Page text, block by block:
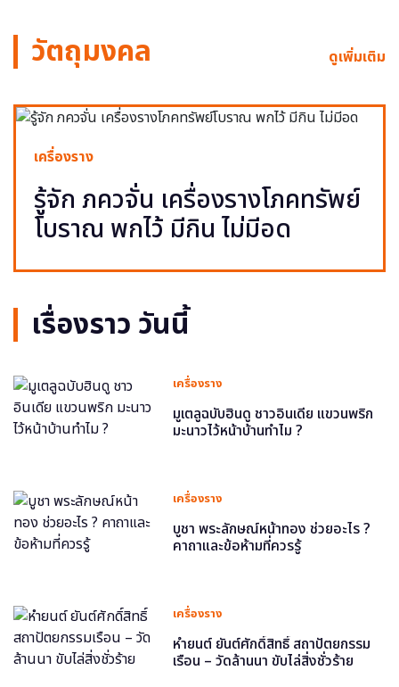
วัตถุมงคล ดูเพิ่มเติม
เครื่องราง
รู้จัก ภควจั่น เครื่องรางโภคทรัพย์
โบราณ พกไว้ มีกิน ไม่มีอด
เรื่องราว วันนี้
เครื่องราง
มูเตลูฉบับฮินดู ชาวอินเดีย แขวนพริก
มะนาวไว้หน้าบ้านทำไม ?
เครื่องราง
บูชา พระลักษณ์หน้าทอง ช่วยอะไร ?
คาถาและข้อห้ามที่ควรรู้
เครื่องราง
หำยนต์ ยันต์ศักดิ์สิทธิ์ สถาปัตยกรรม
เรือน – วัดล้านนา ขับไล่สิ่งชั่วร้าย